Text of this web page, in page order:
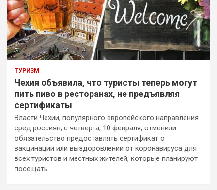
ТУРИЗМ
Чехия объявила, что туристы теперь могут
пить пиво в ресторанах, не предъявляя
сертификаты
Власти Чехии, популярного европейского направления
сред россиян, с четверга, 10 февраля, отменили
обязательство предоставлять сертификат о
вакцинации или выздоровлении от коронавируса для
всех туристов и местных жителей, которые планируют
посещать…